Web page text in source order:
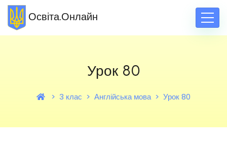
Освіта.Онлайн
Урок 80
3 клас Англійська мова Урок 80